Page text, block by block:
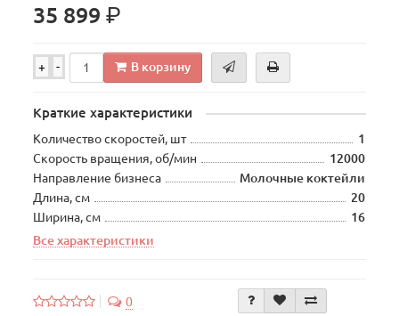
35 899р.
+ - В корзину
Краткие характеристики
Количество скоростей, шт
1
Скорость вращения, об/мин
12000
Направление бизнеса
Молочные коктейли
Длина, см
20
Ширина, см
16
Все характеристики
0